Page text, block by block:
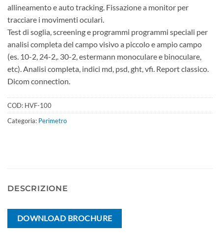
allineamento e auto tracking. Fissazione a monitor per
tracciare i movimenti oculari.
Test di soglia, screening e programmi programmi speciali per
analisi completa del campo visivo a piccolo e ampio campo
(es. 10-2, 24-2,. 30-2, estermann monoculare e binoculare,
etc). Analisi completa, indici md, psd, ght, vfi. Report classico.
Dicom connection.
COD: HVF-100
Categoria: Perimetro
DESCRIZIONE
DOWNLOAD BROCHURE